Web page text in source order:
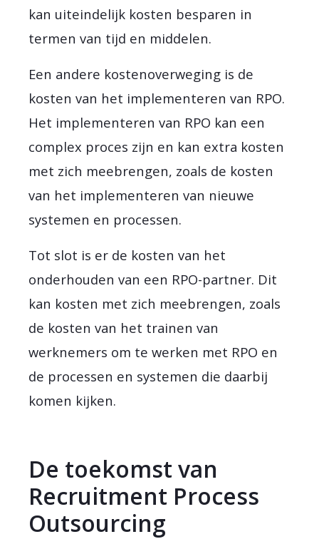
kan uiteindelijk kosten besparen in
termen van tijd en middelen.
Een andere kostenoverweging is de
kosten van het implementeren van RPO.
Het implementeren van RPO kan een
complex proces zijn en kan extra kosten
met zich meebrengen, zoals de kosten
van het implementeren van nieuwe
systemen en processen.
Tot slot is er de kosten van het
onderhouden van een RPO-partner. Dit
kan kosten met zich meebrengen, zoals
de kosten van het trainen van
werknemers om te werken met RPO en
de processen en systemen die daarbij
komen kijken.
De toekomst van
Recruitment Process
Outsourcing